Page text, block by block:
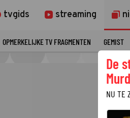
tvgids streaming
OPMERKELIJKE TV FRAGMENTEN GEMIST
De
NU TE